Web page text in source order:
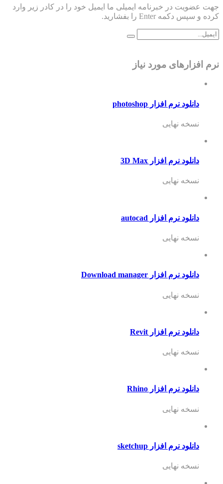
جهت عضویت در خبرنامه ایمیلی ما ایمیل خود را در کادر زیر وارد
کرده و سپس دکمه Enter را بفشارید.
نرم افزارهای مورد نیاز
دانلود نرم افزار photoshop
نسخه نهایی
دانلود نرم افزار 3D Max
نسخه نهایی
دانلود نرم افزار autocad
نسخه نهایی
دانلود نرم افزار Download manager
نسخه نهایی
دانلود نرم افزار Revit
نسخه نهایی
دانلود نرم افزار Rhino
نسخه نهایی
دانلود نرم افزار sketchup
نسخه نهایی